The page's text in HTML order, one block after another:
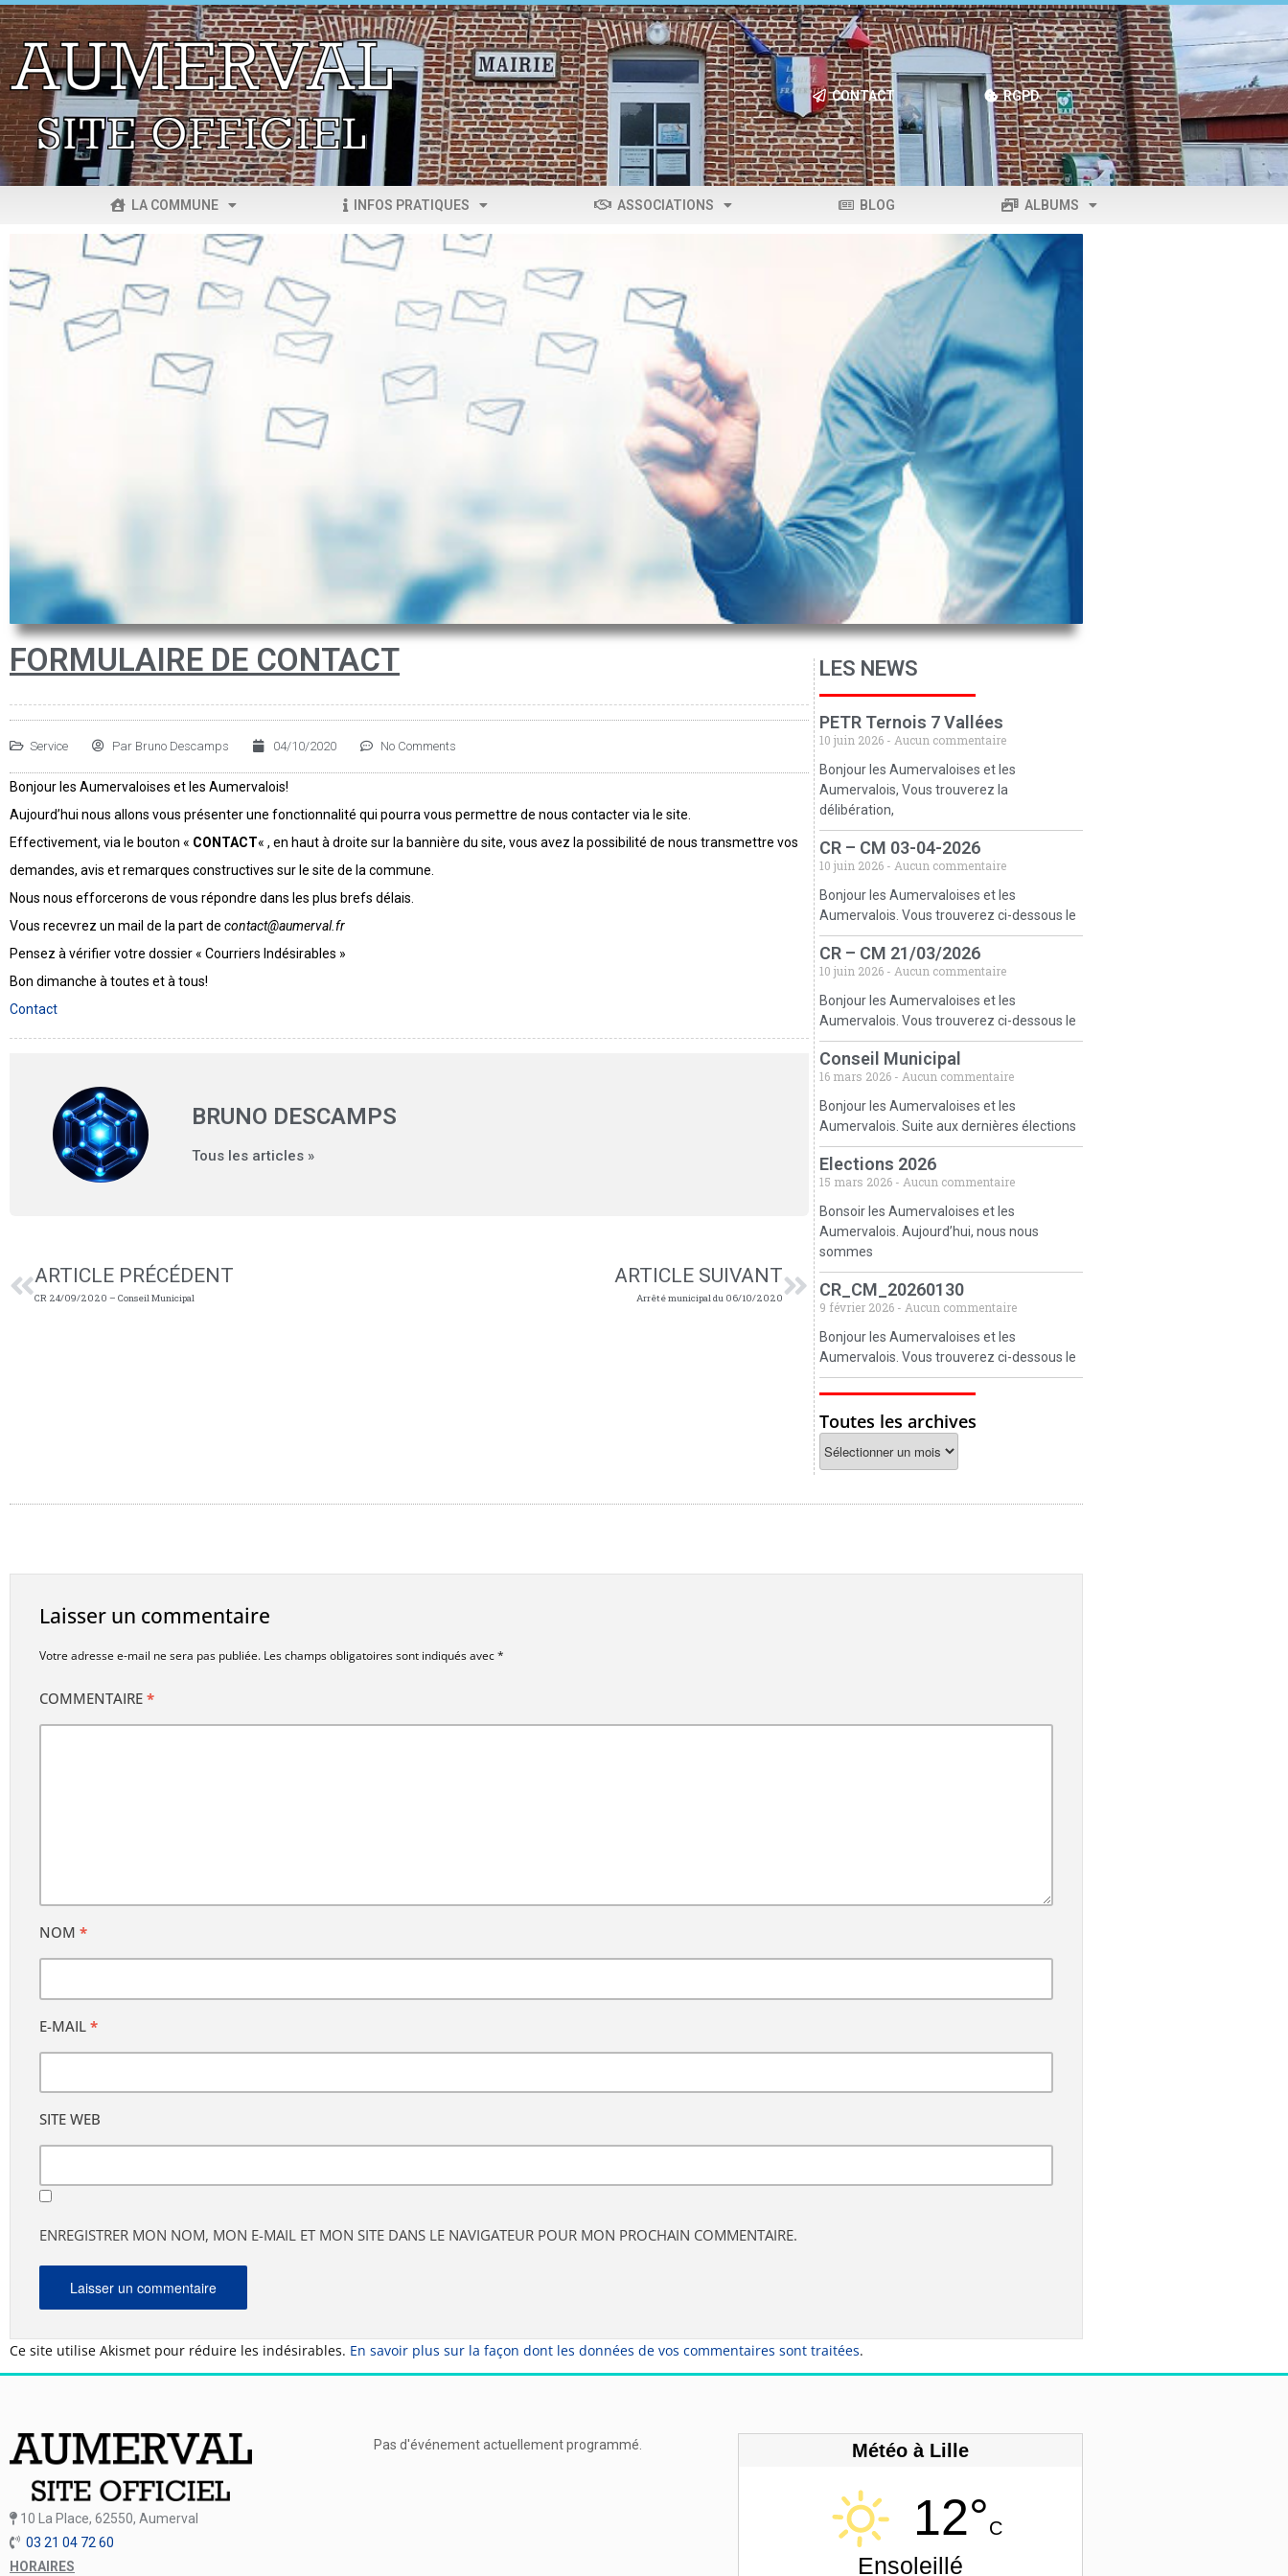
CONTACT RGPD
LA COMMUNE INFOS PRATIQUES ASSOCIATIONS BLOG ALBUMS
FORMULAIRE DE CONTACT
Service Par Bruno Descamps 04/10/2020 No Comments
Bonjour les Aumervaloises et les Aumervalois!
Aujourd’hui nous allons vous présenter une fonctionnalité qui pourra vous permettre de nous contacter via le site.
Effectivement, via le bouton « CONTACT« , en haut à droite sur la bannière du site, vous avez la possibilité de nous transmettre vos
demandes, avis et remarques constructives sur le site de la commune.
Nous nous efforcerons de vous répondre dans les plus brefs délais.
Vous recevrez un mail de la part de contact@aumerval.fr
Pensez à vérifier votre dossier « Courriers Indésirables »
Bon dimanche à toutes et à tous!
Contact
BRUNO DESCAMPS
Tous les articles »
ARTICLE PRÉCÉDENT
CR 24/09/2020 – Conseil Municipal
ARTICLE SUIVANT
Arrêté municipal du 06/10/2020
LES NEWS
PETR Ternois 7 Vallées
10 juin 2026
Aucun commentaire
Bonjour les Aumervaloises et les
Aumervalois, Vous trouverez la
délibération,
CR – CM 03-04-2026
10 juin 2026
Aucun commentaire
Bonjour les Aumervaloises et les
Aumervalois. Vous trouverez ci-dessous le
CR – CM 21/03/2026
10 juin 2026
Aucun commentaire
Bonjour les Aumervaloises et les
Aumervalois. Vous trouverez ci-dessous le
Conseil Municipal
16 mars 2026
Aucun commentaire
Bonjour les Aumervaloises et les
Aumervalois. Suite aux dernières élections
Elections 2026
15 mars 2026
Aucun commentaire
Bonsoir les Aumervaloises et les
Aumervalois. Aujourd’hui, nous nous
sommes
CR_CM_20260130
9 février 2026
Aucun commentaire
Bonjour les Aumervaloises et les
Aumervalois. Vous trouverez ci-dessous le
Toutes les archives
Laisser un commentaire
Votre adresse e-mail ne sera pas publiée. Les champs obligatoires sont indiqués avec*
COMMENTAIRE *
NOM *
E-MAIL *
SITE WEB
ENREGISTRER MON NOM, MON E-MAIL ET MON SITE DANS LE NAVIGATEUR POUR MON PROCHAIN COMMENTAIRE.
Ce site utilise Akismet pour réduire les indésirables. En savoir plus sur la façon dont les données de vos commentaires sont traitées.
10 La Place, 62550, Aumerval
03 21 04 72 60
HORAIRES
Pas d'événement actuellement programmé. Météo à Lille
12°C
Ensoleillé